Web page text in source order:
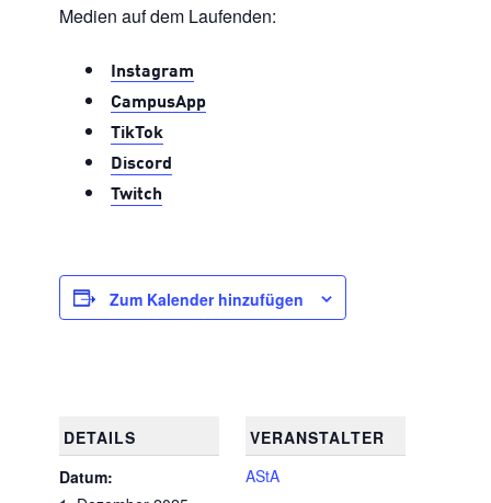
Medien auf dem Laufenden:
Instagram
CampusApp
TikTok
Discord
Twitch
Zum Kalender hinzufügen
DETAILS
Datum:
VERANSTALTER
AStA